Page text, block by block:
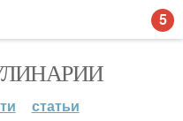
статьи
5